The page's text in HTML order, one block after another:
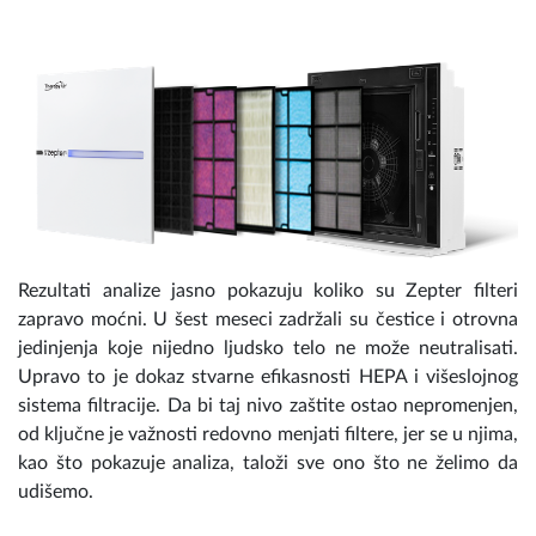
Rezultati analize jasno pokazuju koliko su Zepter filteri
zapravo moćni. U šest meseci zadržali su čestice i otrovna
jedinjenja koje nijedno ljudsko telo ne može neutralisati.
Upravo to je dokaz stvarne efikasnosti HEPA i višeslojnog
sistema filtracije. Da bi taj nivo zaštite ostao nepromenjen,
od ključne je važnosti redovno menjati filtere, jer se u njima,
kao što pokazuje analiza, taloži sve ono što ne želimo da
udišemo.